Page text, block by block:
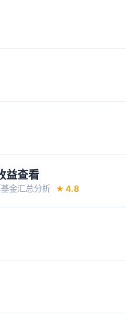
益查看
金汇总分‪析‬ ★ 4.8